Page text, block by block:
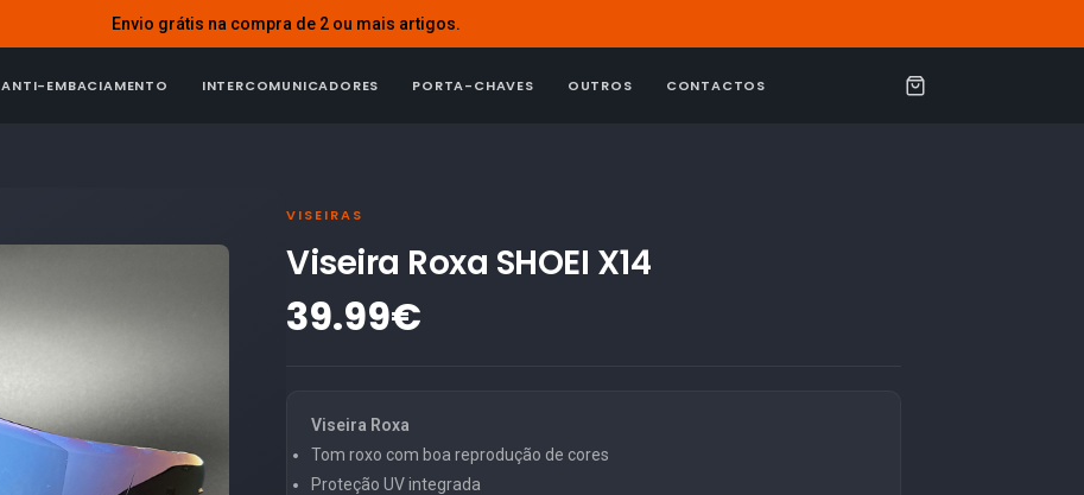
Envio grátis na compra de 2 ou mais artigos.
ANTI-EMBACIAMENTO INTERCOMUNICADORES PORTA-CHAVES OUTROS CONTACTOS
C
VISEIRAS
Viseira Roxa SHOEI X14
39.99€
Viseira Roxa
Tom roxo com boa reprodução de cores
Proteção UV integrada